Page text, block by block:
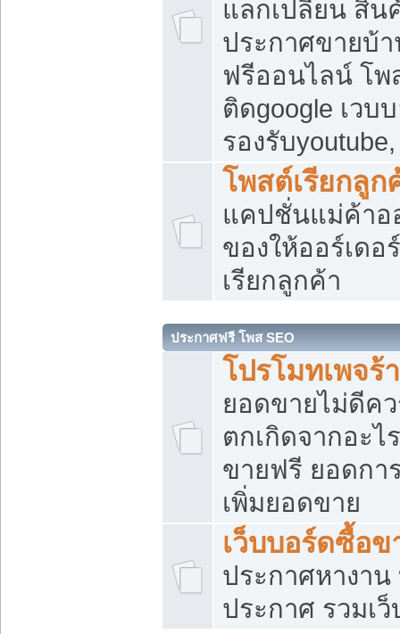
แลกเปลี่ยน สิน
ประกาศขายบ้
ฟรีออนไลน์ โพ
ติดgoogle เวบ
รองรับ
โพสต์เรียกลูก
แคปชั่นแม่ค้าอ
ของให้ออร์เดอ
เรียกลูกค้า
ประกาศฟรี โพส SEO
โปรโมทเพจร้
ยอดขายไม่ดีค
ตกเกิดจากอะไ
ขายฟรี ยอดกา
เพิ่มยอดขาย
เว็บบอร์ดซื้อข
ประกาศหางาน
ประกาศ รวมเ